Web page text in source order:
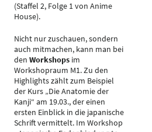
(Staffel 2, Folge 1 von Anime
House).
Nicht nur zuschauen, sondern
auch mitmachen, kann man bei
den Workshops im
Workshopraum M1. Zu den
Highlights zählt zum Beispiel
der Kurs „Die Anatomie der
Kanji“ am 19.03., der einen
ersten Einblick in die japanische
Schrift vermittelt. Im Workshop